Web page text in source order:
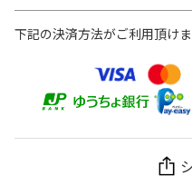
下記の決済方法がご利用頂けま